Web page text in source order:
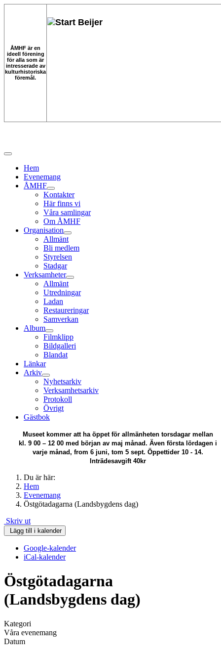
ÅMHF är en
ideell förening
för alla som är
intresserade av
kulturhistoriska
föremål.
Hem
Evenemang
ÅMHF
Kontakter
Här finns vi
Våra samlingar
Om ÅMHF
Organisation
Allmänt
Bli medlem
Styrelsen
Stadgar
Verksamheter
Allmänt
Utredningar
Ladan
Restaureringar
Samverkan
Album
Filmklipp
Bildgalleri
Blandat
Länkar
Arkiv
Nyhetsarkiv
Verksamhetsarkiv
Protokoll
Övrigt
Gästbok
Museet kommer att ha öppet för allmänheten torsdagar mellan
kl. 9 00 – 12 00 med början av maj månad. Även första lördagen i
varje månad, from 6 juni, tom 5 sept. Öppettider 10 - 14.
Inträdesavgift 40kr
Du är här:
Hem
Evenemang
Östgötadagarna (Landsbygdens dag)
Skriv ut
Lägg till i kalender
Google-kalender
iCal-kalender
Östgötadagarna
(Landsbygdens dag)
Kategori
Våra evenemang
Datum